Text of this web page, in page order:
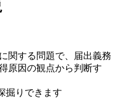
関する問題で、届出義務
原因の観点から判断す
掘りできます